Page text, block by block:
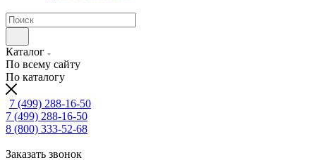
Каталог
По всему сайту
По каталогу
7 (499) 288-16-50
7 (499) 288-16-50
8 (800) 333-52-68
Заказать звонок